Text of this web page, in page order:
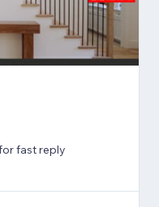
fast reply